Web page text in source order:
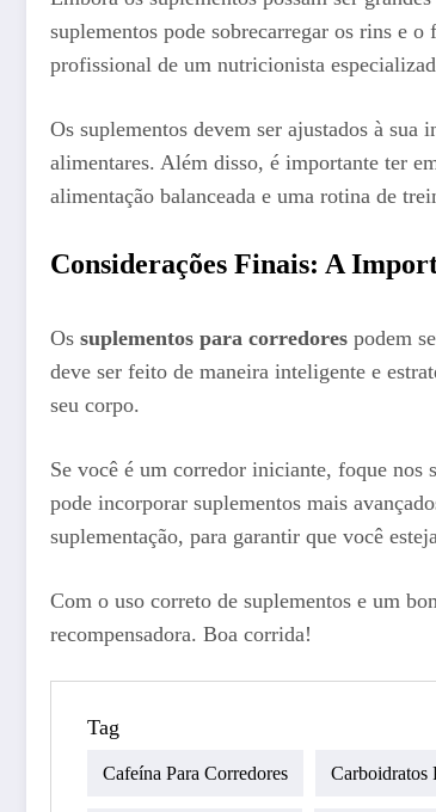
suplementos pode sobrecarregar os rins e
profissional de um nutricionista
Os suplementos devem ser ajustados à
alimentares. Além disso, é importante ter
alimentação balanceada e uma rotina de
Considerações Finais: A
Os suplementos para corredores podem
deve ser feito de maneira inteligente e
seu corpo.
Se você é um corredor iniciante, foque nos
pode incorporar suplementos mais
suplementação, para garantir que você
Com o uso correto de suplementos e um
recompensadora. Boa corrida!
Tag
Cafeína Para Corredores Carboidratos